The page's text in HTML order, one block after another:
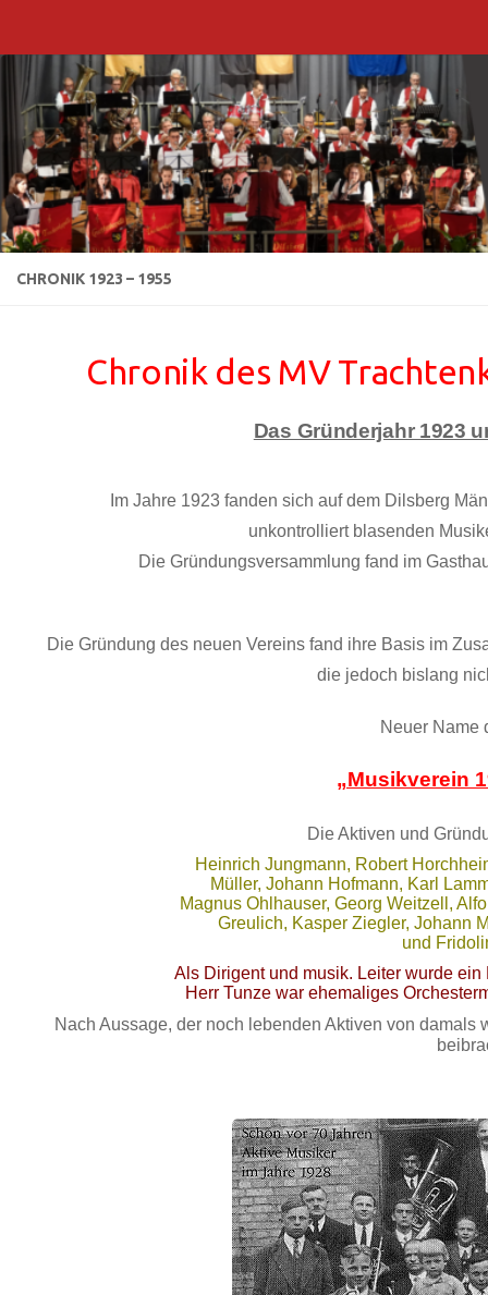
CHRONIK 1923 – 1955
Chronik des MV
Das Gründerjahr 1923
Im Jahre 1923 fanden sich auf dem Dilsberg
unkontrolliert blasenden
Die Gründungsversammlung fand im
Die Gründung des neuen Vereins fand ihre Basis im
die jedoch bislang
Neuer Name
„Musikverein
Die Aktiven und
Heinrich Jungmann, Robert
Müller, Johann Hofmann, Karl
Magnus Ohlhauser, Georg Weitzell,
Greulich, Kasper Ziegler, Johann
und
Als Dirigent und musik. Leiter wurde
Herr Tunze war ehemaliges
Nach Aussage, der noch lebenden Aktiven von damals